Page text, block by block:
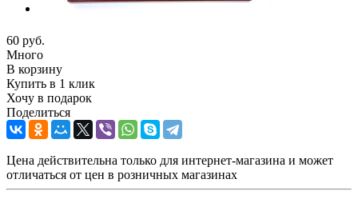
60 руб.
Много
В корзину
Купить в 1 клик
Хочу в подарок
Поделиться
Цена действительна только для интернет-магазина и может
отличаться от цен в розничных магазинах